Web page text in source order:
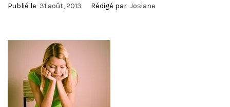
Publié le 31 août, 2013 Rédigé par Josiane